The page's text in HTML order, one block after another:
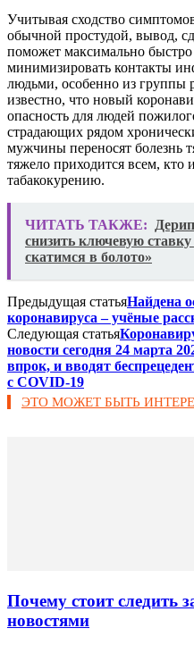
Учитывая сходство
обычной простудой, вывод,
поможет максимально
минимизировать контакты
людьми, особенно из группы
известно, что новый
опасность для людей
страдающих рядом
мужчины переносят болезнь
тяжело приходится всем, кто
табакокурению.
ЧИТАТЬ ТАКЖЕ:
снизить ключевую
скатимся в болото»
Предыдущая статьяНайдена
коронавируса – учёные
Следующая статья
новости сегодня 24 марта
впрок, и вводят
с COVID-19
ЭТО МОЖЕТ БЫТЬ
Почему стоит следить
новостями